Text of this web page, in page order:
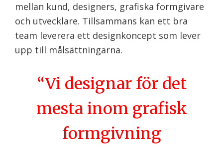
mellan kund, designers, grafiska formgivare
och utvecklare. Tillsammans kan ett bra
team leverera ett designkoncept som lever
upp till målsättningarna.
Vi designar för det
mesta inom grafisk
formgivning